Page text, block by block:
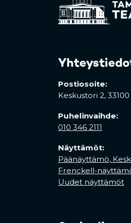
Postiosoite:
Keskustori 2,
Puhelinvaihde:
010 346 2111
Näyttämöt:
Päänäyttämö,
Frenckell-
Uudet näyttämöt